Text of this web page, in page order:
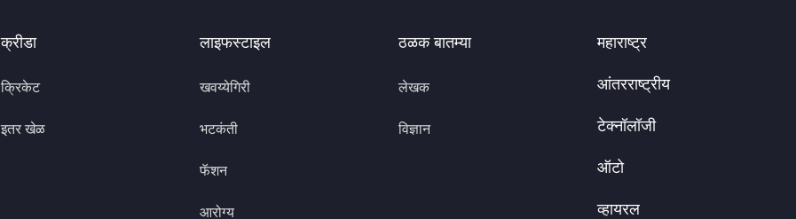
क्रीडा
क्रिकेट
इतर खेळ
लाइफस्टाइल
खवय्येगिरी
भटकंती
फॅशन
आरोग्य
ठळक बातम्या
लेखक
विज्ञान
महाराष्ट्र
आंतरराष्ट्रीय
टेक्नॉलॉजी
ऑटो
व्हायरल